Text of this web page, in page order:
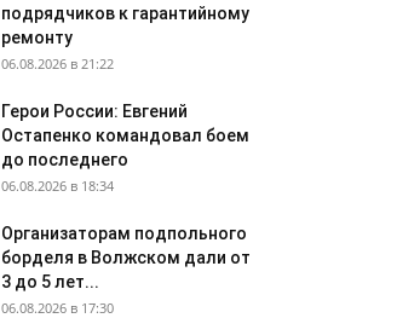
подрядчиков к гарантийному
ремонту
06.08.2026 в 21:22
Герои России: Евгений
Остапенко командовал боем
до последнего
06.08.2026 в 18:34
Организаторам подпольного
борделя в Волжском дали от
3 до 5 лет...
06.08.2026 в 17:30